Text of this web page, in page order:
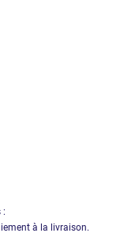
:
à la livraison.